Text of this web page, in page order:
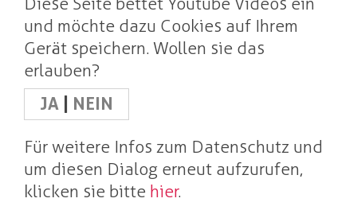
und möchte dazu Cookies auf Ihrem
Gerät speichern. Wollen sie das
erlauben?
JA
NEIN
Für weitere Infos zum Datenschutz und
um diesen Dialog erneut aufzurufen,
klicken sie bitte hier.